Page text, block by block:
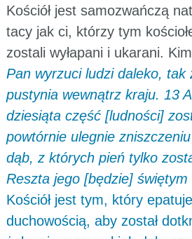
Kościół jest samozwańczą
tacy jak ci, którzy tym
zostali wyłapani i ukarani.
Pan wyrzuci ludzi daleko, tak
pustynia wewnątrz kraju. 13
dziesiąta część [ludności]
powtórnie ulegnie
dąb, z których pień tylko
Reszta jego [będzie] świętym
Kościół jest tym, który
duchowością, aby został